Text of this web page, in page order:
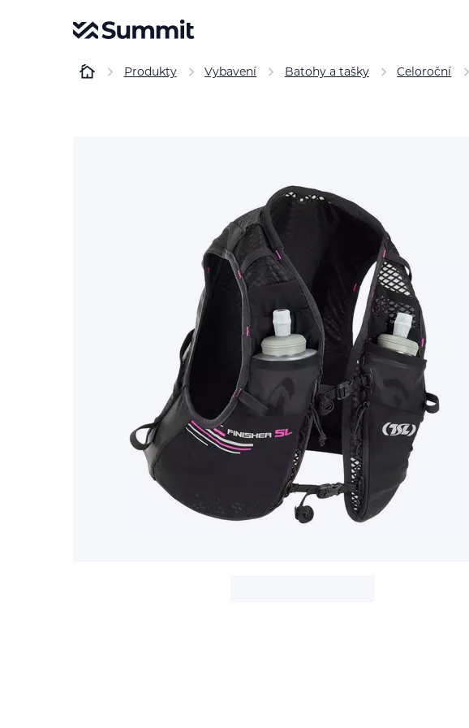
Produkty Vybavení Batohy a tašky Celoroční